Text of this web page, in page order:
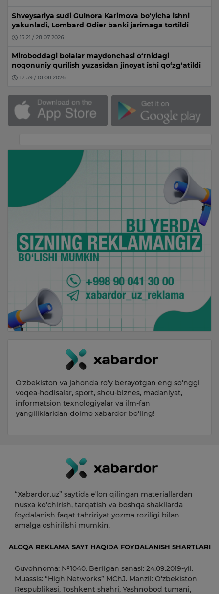
Shveysariya sudi Gulnora Karimova bo‘yicha ishni
yakunladi, Lombard Odier banki jarimaga tortildi
15:21 / 28.07.2026
Miroboddagi bolalar maydonchasi o‘rnidagi
noqonuniy qurilish yuzasidan jinoyat ishi qo‘zg‘atildi
17:59 / 01.08.2026
O‘zbekiston va jahonda ro‘y berayotgan eng so‘nggi
voqea-hodisalar, sport, shou-biznes, madaniyat,
informatsion texnologiyalar va ilm-fan
yangiliklaridan doimo xabardor bo‘ling!
“Xabardor.uz” saytida eʼlon qilingan materiallardan
nusxa ko‘chirish, tarqatish va boshqa shakllarda
foydalanish faqat tahririyat yozma roziligi bilan
amalga oshirilishi mumkin.
ALOQA REKLAMA SAYT HAQIDA FOYDALANISH SHARTLARI
Guvohnoma: №1040. Berilgan sanasi: 24.09.2019-yil.
Muassis: “High Networks” MChJ. Manzil: O'zbekiston
Respublikasi, Toshkent shahri, Yashnobod tumani,